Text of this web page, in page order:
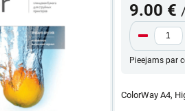
9.00 €
Pieejams par
ColorWay A4,